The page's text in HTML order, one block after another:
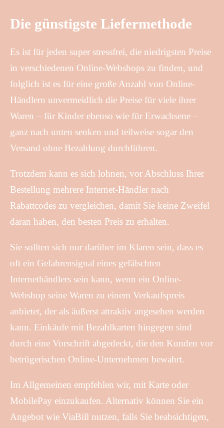
Die günstigste Liefermethode
Es ist für jeden super stressfrei, die niedrigsten Preise
in verschiedenen Online-Webshops zu finden, und
folglich ist es für eine große Anzahl von Online-
Händlern unvermeidlich die Preise für viele ihrer
Waren – für Kinder ebenso wie für Erwachsene –
ganz nach unten senken und teilweise sogar den
Versand ohne Bezahlung durchführen.
Trotzdem kann es sich lohnen, vor Abschluss Ihrer
Bestellung mehrere Internet-Händler nach
Rabattcodes zu vergleichen, damit Sie keine Zweifel
daran haben, den besten Preis zu erhalten.
Sie sollten sich nur darüber im Klaren sein, dass es
oft ein Gefahrensignal eines gefälschten
Internethändlers sein kann, wenn ein Online-
Webshop seine Waren zu einem Verkaufspreis
anbietet, der als äußerst attraktiv angesehen werden
kann. Einkäufe mit Bezahlkarten hingegen sind
durch eine Vorschrift abgedeckt, die den Kunden vor
betrügerischen Online-Unternehmen bewahrt.
Im Allgemeinen empfehlen wir, mit Karte oder
MobilePay einzukaufen. Alternativ können Sie ein
Angebot wie ViaBill nutzen, falls Sie beabsichtigen,